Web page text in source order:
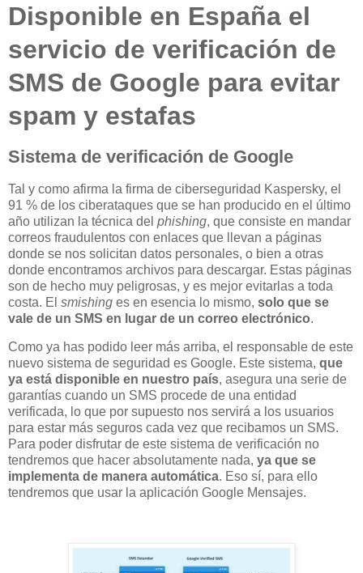
Disponible en España el
servicio de verificación de
SMS de Google para evitar
spam y estafas
Sistema de verificación de Google
Tal y como afirma la firma de ciberseguridad Kaspersky, el
91 % de los ciberataques que se han producido en el último
año utilizan la técnica del phishing, que consiste en mandar
correos fraudulentos con enlaces que llevan a páginas
donde se nos solicitan datos personales, o bien a otras
donde encontramos archivos para descargar. Estas páginas
son de hecho muy peligrosas, y es mejor evitarlas a toda
costa. El smishing es en esencia lo mismo, solo que se
vale de un SMS en lugar de un correo electrónico.
Como ya has podido leer más arriba, el responsable de este
nuevo sistema de seguridad es Google. Este sistema, que
ya está disponible en nuestro país, asegura una serie de
garantías cuando un SMS procede de una entidad
verificada, lo que por supuesto nos servirá a los usuarios
para estar más seguros cada vez que recibamos un SMS.
Para poder disfrutar de este sistema de verificación no
tendremos que hacer absolutamente nada, ya que se
implementa de manera automática. Eso sí, para ello
tendremos que usar la aplicación Google Mensajes.